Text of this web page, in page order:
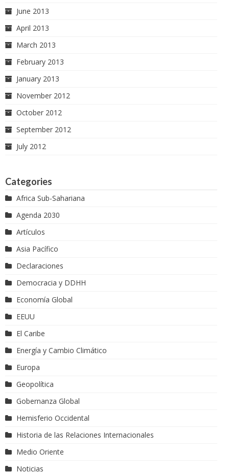
June 2013
April 2013
March 2013
February 2013
January 2013
November 2012
October 2012
September 2012
July 2012
Categories
Africa Sub-Sahariana
Agenda 2030
Artículos
Asia Pacífico
Declaraciones
Democracia y DDHH
Economía Global
EEUU
El Caribe
Energía y Cambio Climático
Europa
Geopolítica
Gobernanza Global
Hemisferio Occidental
Historia de las Relaciones Internacionales
Medio Oriente
Noticias